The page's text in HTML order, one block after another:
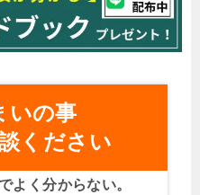
いの事
ください
よく分からない。